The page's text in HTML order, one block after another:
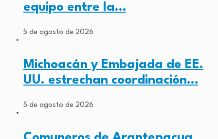
equipo entre la…
5 de agosto de 2026
Michoacán y Embajada de EE.
UU. estrechan coordinación…
5 de agosto de 2026